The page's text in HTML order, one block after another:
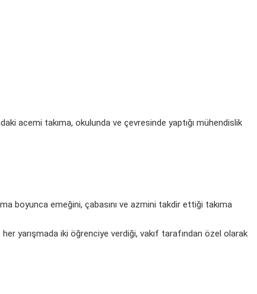
acemi takıma, okulunda ve çevresinde yaptığı mühendislik
boyunca emeğini, çabasını ve azmini takdir ettiği takıma
her yarışmada iki öğrenciye verdiği, vakıf tarafından özel olarak